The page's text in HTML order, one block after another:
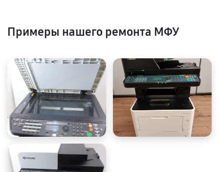
Примеры нашего ремонта МФУ